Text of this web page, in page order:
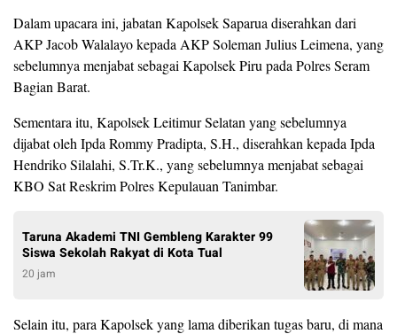
Dalam upacara ini, jabatan Kapolsek Saparua diserahkan dari
AKP Jacob Walalayo kepada AKP Soleman Julius Leimena, yang
sebelumnya menjabat sebagai Kapolsek Piru pada Polres Seram
Bagian Barat.
Sementara itu, Kapolsek Leitimur Selatan yang sebelumnya
dijabat oleh Ipda Rommy Pradipta, S.H., diserahkan kepada Ipda
Hendriko Silalahi, S.Tr.K., yang sebelumnya menjabat sebagai
KBO Sat Reskrim Polres Kepulauan Tanimbar.
Taruna Akademi TNI Gembleng Karakter 99
Siswa Sekolah Rakyat di Kota Tual
20 jam
Selain itu, para Kapolsek yang lama diberikan tugas baru, di mana